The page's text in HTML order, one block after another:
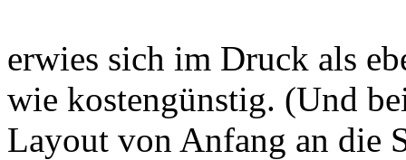
erwies sich im Druck als
wie kostengünstig. (Und
Layout von Anfang an die